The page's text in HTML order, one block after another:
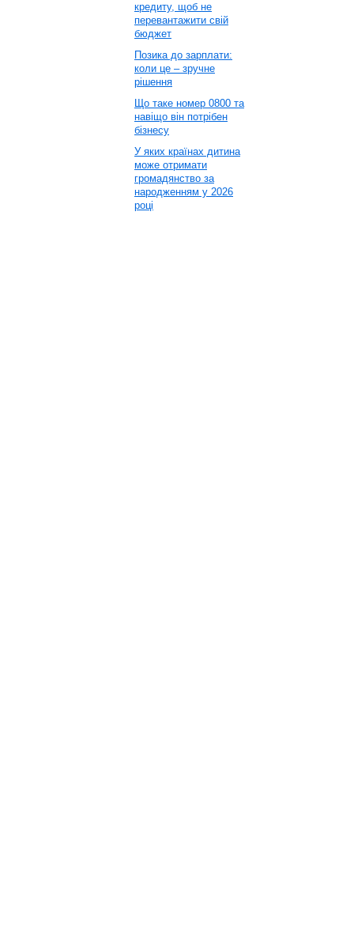
кредиту, щоб не
перевантажити свій
бюджет
Позика до зарплати:
коли це – зручне
рішення
Що таке номер 0800 та
навіщо він потрібен
бізнесу
У яких країнах дитина
може отримати
громадянство за
народженням у 2026
році